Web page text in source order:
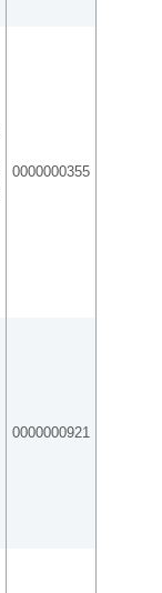
0000000355
0000000921